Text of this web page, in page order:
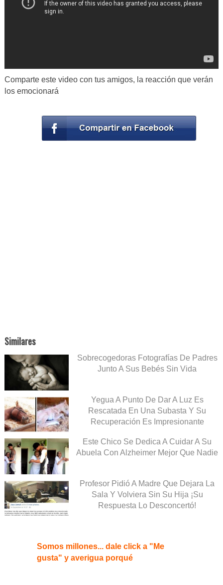
Comparte este video con tus amigos, la reacción que verán
los emocionará
Similares
Sobrecogedoras Fotografías De Padres
Junto A Sus Bebés Sin Vida
Yegua A Punto De Dar A Luz Es
Rescatada En Una Subasta Y Su
Recuperación Es Impresionante
Este Chico Se Dedica A Cuidar A Su
Abuela Con Alzheimer Mejor Que Nadie
Profesor Pidió A Madre Que Dejara La
Sala Y Volviera Sin Su Hija ¡Su
Respuesta Lo Desconcertó!
Somos millones... dale click a "Me
gusta" y averigua porqué